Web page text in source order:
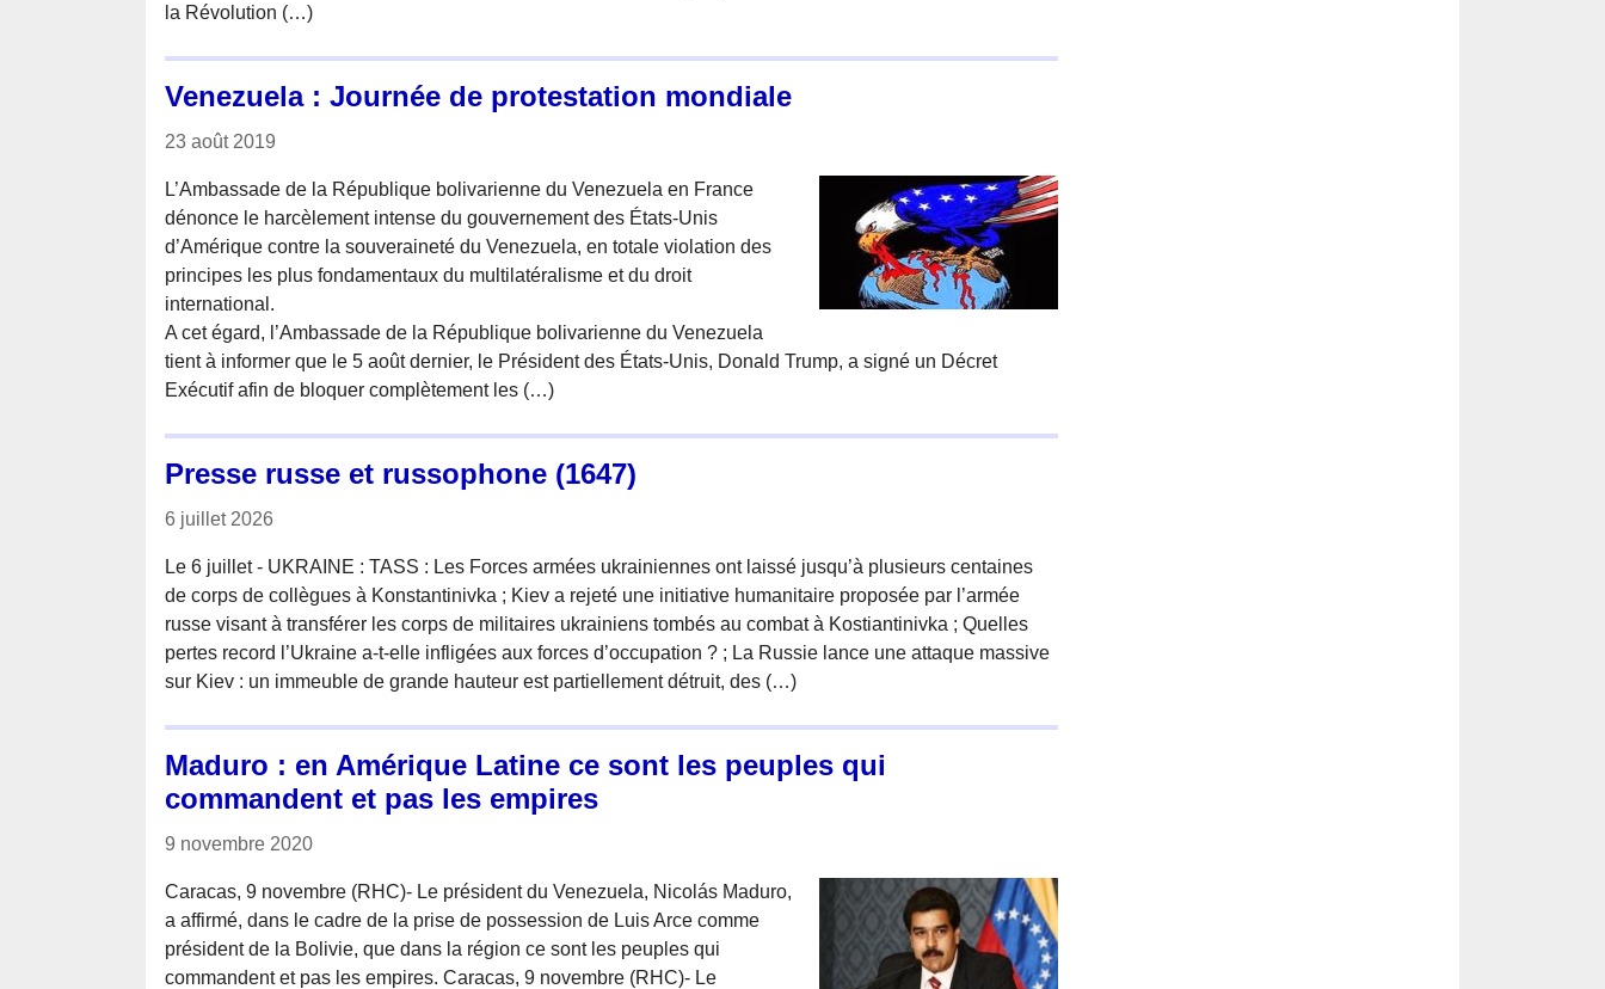
la Révolution (…)
Venezuela : Journée de protestation mondiale
23 août 2019
L’Ambassade de la République bolivarienne du Venezuela en France
dénonce le harcèlement intense du gouvernement des États-Unis
d’Amérique contre la souveraineté du Venezuela, en totale violation des
principes les plus fondamentaux du multilatéralisme et du droit
international.
A cet égard, l’Ambassade de la République bolivarienne du Venezuela
tient à informer que le 5 août dernier, le Président des États-Unis, Donald Trump, a signé un Décret
Exécutif afin de bloquer complètement les (…)
Presse russe et russophone (1647)
6 juillet 2026
Le 6 juillet - UKRAINE : TASS : Les Forces armées ukrainiennes ont laissé jusqu’à plusieurs centaines
de corps de collègues à Konstantinivka ; Kiev a rejeté une initiative humanitaire proposée par l’armée
russe visant à transférer les corps de militaires ukrainiens tombés au combat à Kostiantinivka ; Quelles
pertes record l’Ukraine a-t-elle infligées aux forces d’occupation ? ; La Russie lance une attaque massive
sur Kiev : un immeuble de grande hauteur est partiellement détruit, des (…)
Maduro : en Amérique Latine ce sont les peuples qui
commandent et pas les empires
9 novembre 2020
Caracas, 9 novembre (RHC)- Le président du Venezuela, Nicolás Maduro,
a affirmé, dans le cadre de la prise de possession de Luis Arce comme
président de la Bolivie, que dans la région ce sont les peuples qui
commandent et pas les empires. Caracas, 9 novembre (RHC)- Le